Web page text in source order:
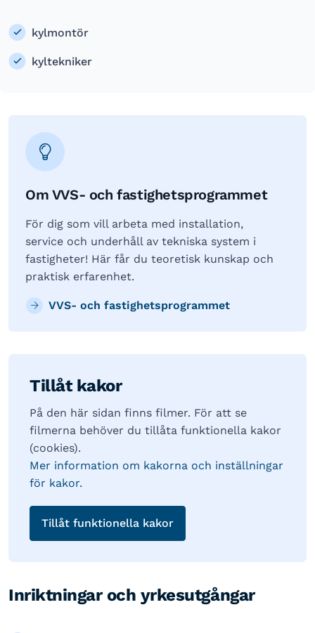
kylmontör
kyltekniker
Om VVS- och fastighetsprogrammet
För dig som vill arbeta med installation,
service och underhåll av tekniska system i
fastigheter! Här får du teoretisk kunskap och
praktisk erfarenhet.
VVS- och fastighetsprogrammet
Tillåt kakor
På den här sidan finns filmer. För att se
filmerna behöver du tillåta funktionella kakor
(cookies).
Mer information om kakorna och inställningar
för kakor.
Tillåt funktionella kakor
Inriktningar och yrkesutgångar